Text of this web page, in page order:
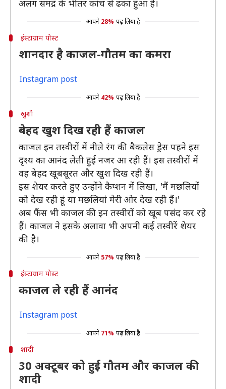
अलग समद्र के भीतर कांच से ढका हुआ है।
आपने 28% पढ़ लिया है
इंस्टाग्राम पोस्ट
शानदार है काजल-गौतम का कमरा
Instagram post
आपने 42% पढ़ लिया है
खुशी
बेहद खुश दिख रही हैं काजल
काजल इन तस्वीरों में नीले रंग की बैकलेस ड्रेस पहने इस
दृश्य का आनंद लेती हुई नजर आ रही हैं। इस तस्वीरों में
वह बेहद खूबसूरत और खुश दिख रही हैं।
इस शेयर करते हुए उन्होंने कैप्शन में लिखा, 'मैं मछलियों
को देख रही हूं या मछलियां मेरी ओर देख रही हैं।'
अब फैंस भी काजल की इन तस्वीरों को खूब पसंद कर रहे
हैं। काजल ने इसके अलावा भी अपनी कई तस्वीरें शेयर
की है।
आपने 57% पढ़ लिया है
इंस्टाग्राम पोस्ट
काजल ले रही हैं आनंद
Instagram post
आपने 71% पढ़ लिया है
शादी
30 अक्टूबर को हुई गौतम और काजल की
शादी